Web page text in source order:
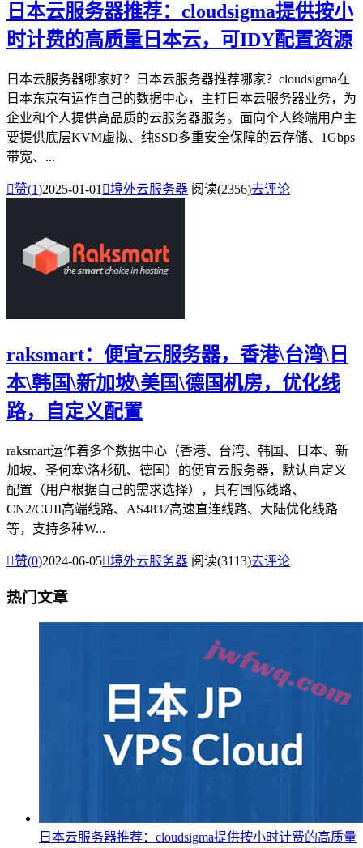
日本云服务器推荐：cloudsigma提供按小
时计费的高质量日本云，可IDY配置资源
日本云服务器哪家好？日本云服务器推荐哪家？cloudsigma在
日本东京有运作自己的数据中心，主打日本云服务器业务，为
企业和个人提供高品质的云服务器服务。面向个人终端用户主
要提供底层KVM虚拟、纯SSD多重安全保障的云存储、1Gbps
带宽、...
赞(1)2025-01-01 境外云服务器 阅读(2356)去评论
raksmart：便宜云服务器，香港\台湾\日
本\韩国\新加坡\美国\德国机房，优化线
路，自定义配置
raksmart运作着多个数据中心（香港、台湾、韩国、日本、新
加坡、圣何塞\洛杉矶、德国）的便宜云服务器，默认自定义
配置（用户根据自己的需求选择），具有国际线路、
CN2/CUII高端线路、AS4837高速直连线路、大陆优化线路
等，支持多种W...
赞(0)2024-06-05境外云服务器 阅读(3113)去评论
热门文章
日本云服务器推荐：cloudsigma提供按小时计费的高质量